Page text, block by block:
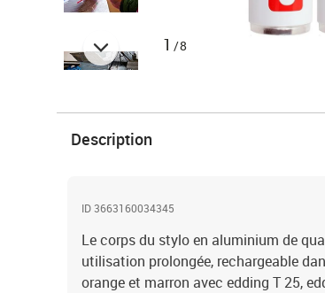
1 /8
Description
ID 3663160034345
Le corps du stylo en aluminium de
utilisation prolongée, rechargeable
orange et marron avec edding T 25,